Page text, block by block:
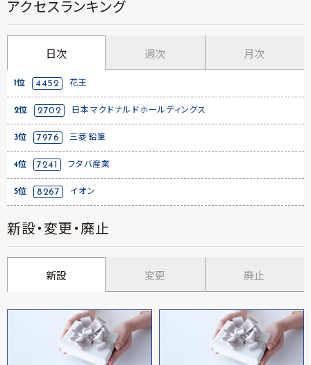
アクセスランキング
日次 週次 月次
1位 4452 花王
2位 2702 日本マクドナルドホールディングス
3位 7976 三菱鉛筆
4位 7241 フタバ産業
5位 8267 イオン
新設・変更・廃止
新設 変更 廃止